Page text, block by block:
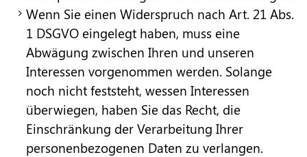
Wenn Sie einen Widerspruch nach Art. 21 Abs.
1 DSGVO eingelegt haben, muss eine
Abwägung zwischen Ihren und unseren
Interessen vorgenommen werden. Solange
noch nicht feststeht, wessen Interessen
überwiegen, haben Sie das Recht, die
Einschränkung der Verarbeitung Ihrer
personenbezogenen Daten zu verlangen.